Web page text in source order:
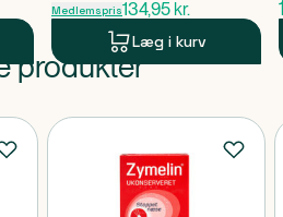
Medlemspris134,95 kr.
Læg i kurv
produkter